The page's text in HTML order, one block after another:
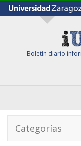
Boletín diario
Categorías